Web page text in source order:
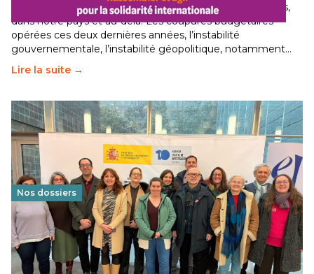
Le secteur humanitaire connaît des difficultés profondes,
dans notre pays et au-delà. Les coupures budgétaires
opérées ces deux dernières années, l’instabilité
gouvernementale, l’instabilité géopolitique, notamment…
Lire la suite →
Nos dossiers
Éducation au vivre-ensemble : un échange croisé
franco-espagnol pour changer d’approche
29 juin 2026-National